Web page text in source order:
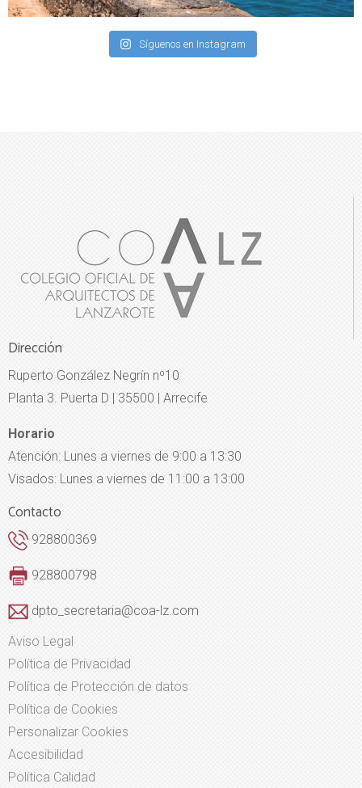
Síguenos en Instagram
Dirección
Ruperto González Negrín nº10
Planta 3. Puerta D | 35500 | Arrecife
Horario
Atención: Lunes a viernes de 9:00 a 13:30
Visados: Lunes a viernes de 11:00 a 13:00
Contacto
928800369
928800798
dpto_secretaria@coa-lz.com
Aviso Legal
Política de Privacidad
Política de Protección de datos
Política de Cookies
Personalizar Cookies
Accesibilidad
Política Calidad